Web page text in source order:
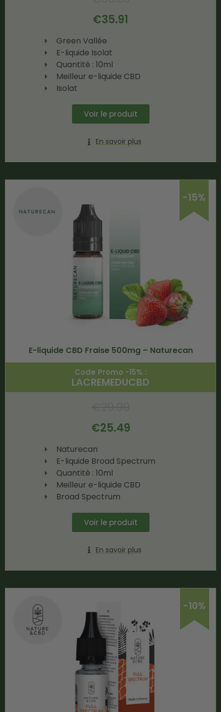
€35.91
Green Vallée
E-liquide Isolat
Quantité : 10ml
Meilleur e-liquide CBD
Isolat
Voir le produit
En savoir plus
-15%
E-liquide CBD Fraise 500mg – Naturecan
Code Promo -15% :
LACREMEDUCBD
€25.49
Naturecan
E-liquide Broad Spectrum
Quantité : 10ml
Meilleur e-liquide CBD
Broad Spectrum
Voir le produit
En savoir plus
-10%